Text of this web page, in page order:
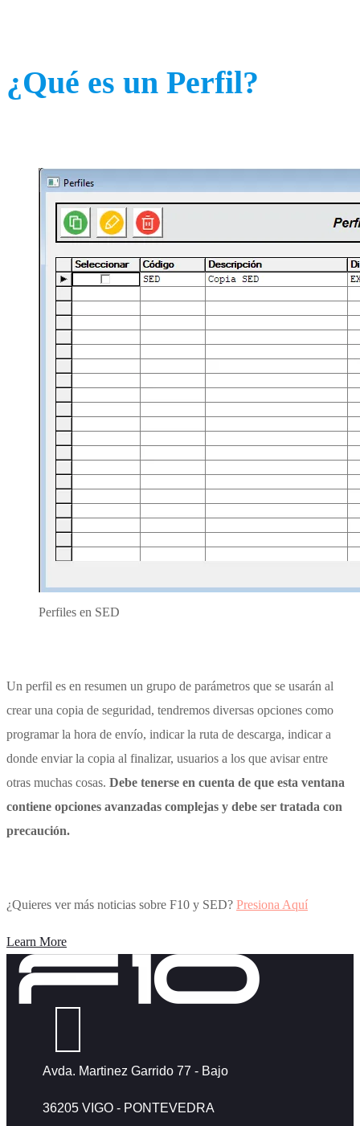
¿Qué es un Perfil?
Perfiles en SED
Un perfil es en resumen un grupo de parámetros que se usarán al
crear una copia de seguridad, tendremos diversas opciones como
programar la hora de envío, indicar la ruta de descarga, indicar a
donde enviar la copia al finalizar, usuarios a los que avisar entre
otras muchas cosas. Debe tenerse en cuenta de que esta ventana
contiene opciones avanzadas complejas y debe ser tratada con
precaución.
¿Quieres ver más noticias sobre F10 y SED? Presiona Aquí
Learn More
Avda. Martinez Garrido 77 - Bajo
36205 VIGO - PONTEVEDRA